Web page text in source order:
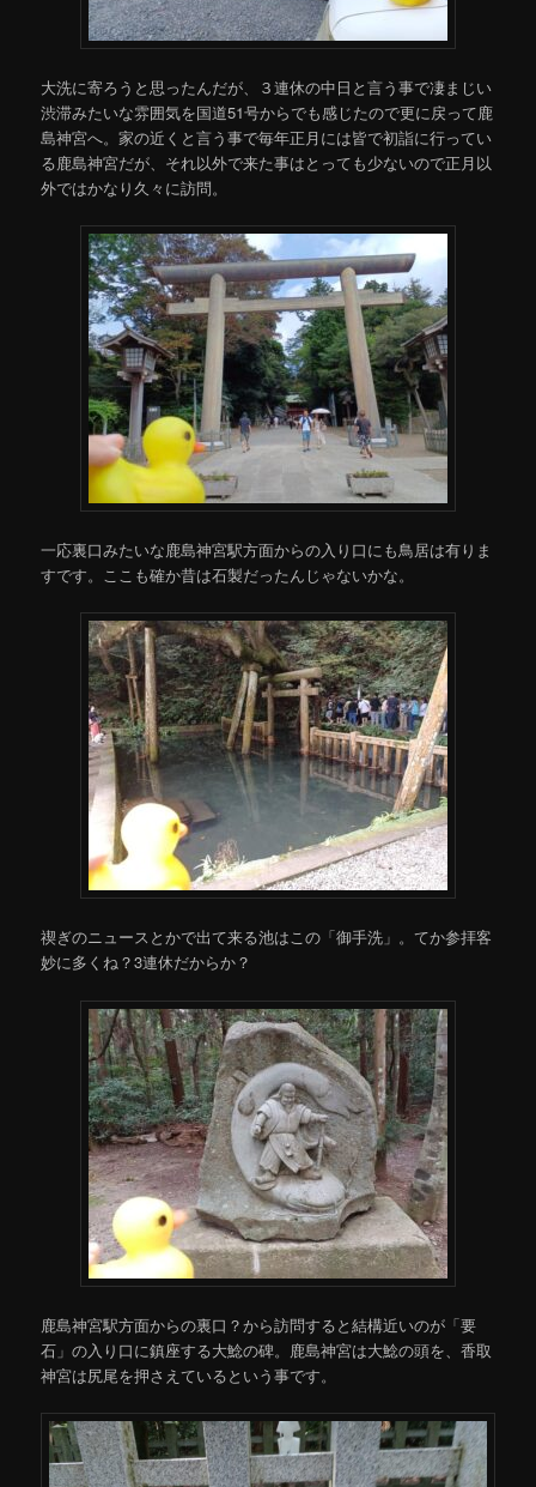
大洗に寄ろうと思ったんだが、３連休の中日と言う事で凄まじい
渋滞みたいな雰囲気を国道51号からでも感じたので更に戻って鹿
島神宮へ。家の近くと言う事で毎年正月には皆で初詣に行ってい
る鹿島神宮だが、それ以外で来た事はとっても少ないので正月以
外ではかなり久々に訪問。
一応裏口みたいな鹿島神宮駅方面からの入り口にも鳥居は有りま
すです。ここも確か昔は石製だったんじゃないかな。
禊ぎのニュースとかで出て来る池はこの「御手洗」。てか参拝客
妙に多くね？3連休だからか？
鹿島神宮駅方面からの裏口？から訪問すると結構近いのが「要
石」の入り口に鎮座する大鯰の碑。鹿島神宮は大鯰の頭を、香取
神宮は尻尾を押さえているという事です。